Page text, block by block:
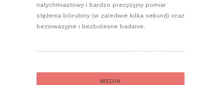
natychmiastowy i bardzo precyzyjny pomiar
stężenia bilirubiny (w zaledwie kilka sekund) oraz
bezinwazyjne i bezbolesne badanie.
MEDIA